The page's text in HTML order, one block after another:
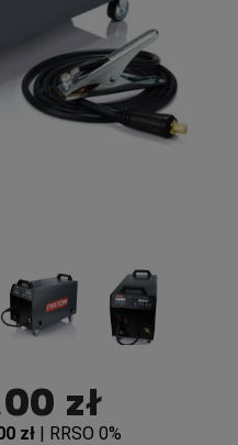
zł
zł | RRSO 0%